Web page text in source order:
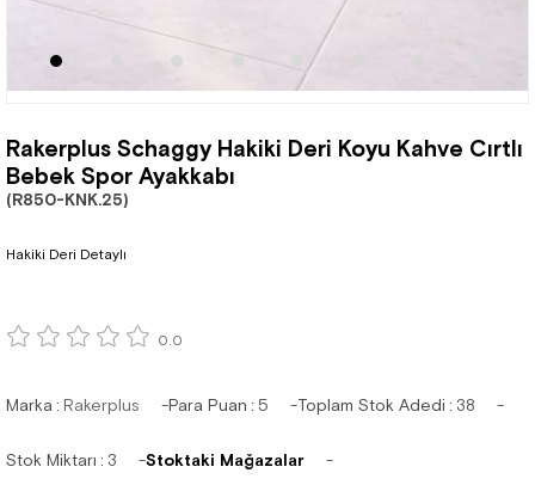
Rakerplus Schaggy Hakiki Deri Koyu Kahve Cırtlı
Bebek Spor Ayakkabı
(R850-KNK.25)
Hakiki Deri Detaylı
0.0
Marka : Rakerplus Para Puan : 5 Toplam Stok Adedi : 38
Stok Miktarı : 3 Stoktaki Mağazalar